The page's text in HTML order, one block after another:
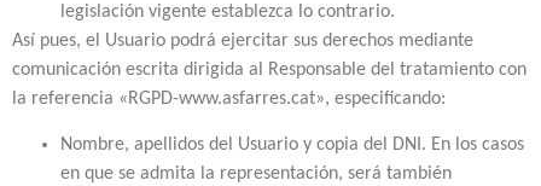
legislación vigente establezca lo contrario.
Así pues, el Usuario podrá ejercitar sus derechos mediante
comunicación escrita dirigida al Responsable del tratamiento con
la referencia «RGPD-www.asfarres.cat», especificando:
Nombre, apellidos del Usuario y copia del DNI. En los casos
en que se admita la representación, será también